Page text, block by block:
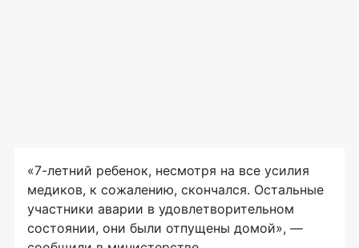
«7-летний ребенок, несмотря на все усилия
медиков, к сожалению, скончался. Остальные
участники аварии в удовлетворительном
состоянии, они были отпущены домой», —